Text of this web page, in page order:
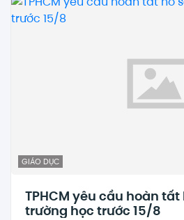
GIÁO DỤC
TPHCM yêu cầu hoàn tất
trường học trước 15/8